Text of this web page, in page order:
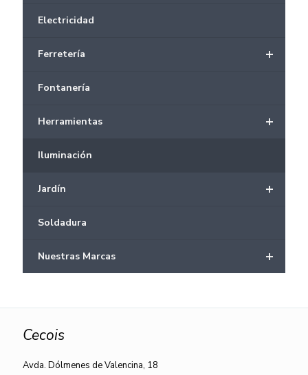
Electricidad
+
Ferretería
Fontanería
+
Herramientas
Iluminación
+
Jardín
Soldadura
+
Nuestras Marcas
Cecois
Avda. Dólmenes de Valencina, 18